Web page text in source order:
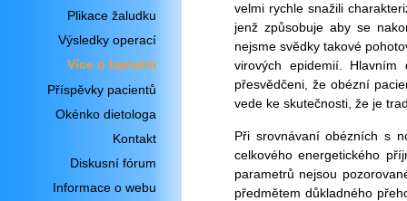
velmi rychle snažili
jenž způsobuje aby se
nejsme svědky takové
virových epidemií.
přesvědčeni, že obézní
vede ke skutečnosti, že je
Při srovnávaní obézních s
celkového energetického
parametrů nejsou
předmětem důkladného
Plikace žaludku
Výsledky operací
Více o bariatrii
Příspěvky pacientů
Okénko dietologa
Kontakt
Diskusní fórum
Informace o webu